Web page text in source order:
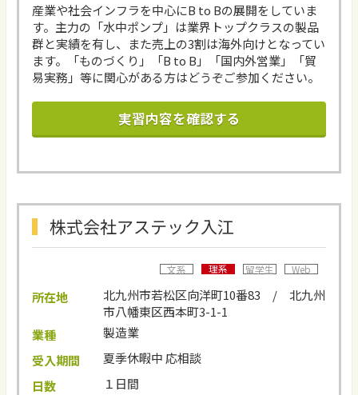
産業や社会インフラを中心にB to Bの展開をしていま
す。主力の「水中ポンプ」は業界トップクラスの製品
群と実績を有し、また売上の3割は海外向けとなってい
ます。「ものづくり」「B to B」「国内外営業」「貿
易実務」等に関心がある方はどうぞご参加ください。
実習内容を確認する
株式会社アステック入江
文系 理系 留学生 Web
所在地
北九州市若松区向洋町10番83 / 北九州
市八幡東区西本町3-1-1
業種
製造業
受入期間
夏季休暇中 応相談
日数
１日間